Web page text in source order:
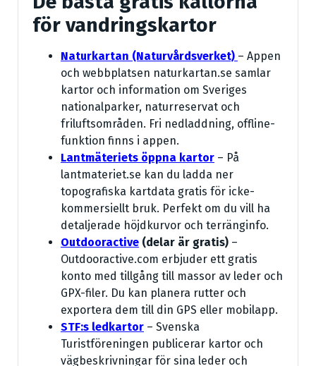
för vandringskartor
Naturkartan (Naturvårdsverket) – Appen
och webbplatsen naturkartan.se samlar
kartor och information om Sveriges
nationalparker, naturreservat och
friluftsområden. Fri nedladdning, offline-
funktion finns i appen.
Lantmäteriets öppna kartor – På
lantmateriet.se kan du ladda ner
topografiska kartdata gratis för icke-
kommersiellt bruk. Perfekt om du vill ha
detaljerade höjdkurvor och terränginfo.
Outdooractive (delar är gratis) –
Outdooractive.com erbjuder ett gratis
konto med tillgång till massor av leder och
GPX-filer. Du kan planera rutter och
exportera dem till din GPS eller mobilapp.
STF:s ledkartor – Svenska
Turistföreningen publicerar kartor och
vägbeskrivningar för sina leder och